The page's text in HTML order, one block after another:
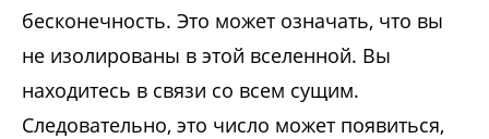
бесконечность. Это может означать, что вы
не изолированы в этой вселенной. Вы
находитесь в связи со всем сущим.
Следовательно, это число может появиться,